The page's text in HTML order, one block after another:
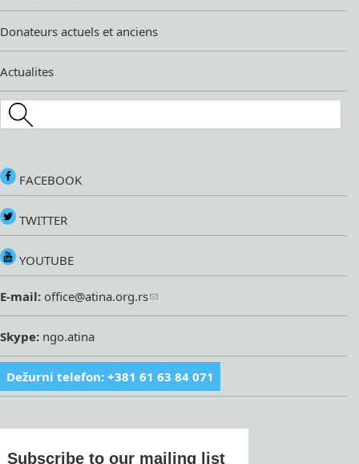
Donateurs actuels et anciens
Actualites
Search this site
FACEBOOK
TWITTER
YOUTUBE
E-mail: office@atina.org.rs
Skype: ngo.atina
Dežurni telefon: +381 61 63 84 071
Subscribe to our mailing list